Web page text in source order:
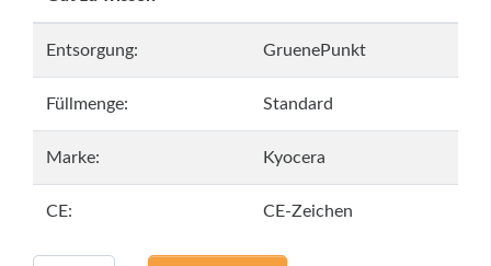
Entsorgung: GruenePunkt
Füllmenge: Standard
Marke: Kyocera
CE: CE-Zeichen